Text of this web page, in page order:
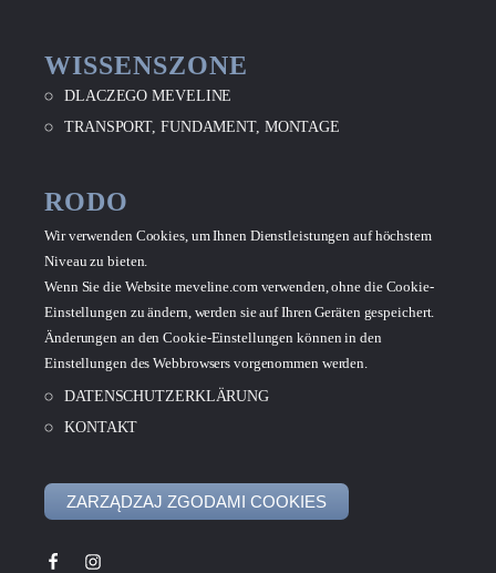
WISSENSZONE
DLACZEGO MEVELINE
TRANSPORT, FUNDAMENT, MONTAGE
RODO
Wir verwenden Cookies, um Ihnen Dienstleistungen auf höchstem
Niveau zu bieten.
Wenn Sie die Website meveline.com verwenden, ohne die Cookie-
Einstellungen zu ändern, werden sie auf Ihren Geräten gespeichert.
Änderungen an den Cookie-Einstellungen können in den
Einstellungen des Webbrowsers vorgenommen werden.
DATENSCHUTZERKLÄRUNG
KONTAKT
ZARZĄDZAJ ZGODAMI COOKIES